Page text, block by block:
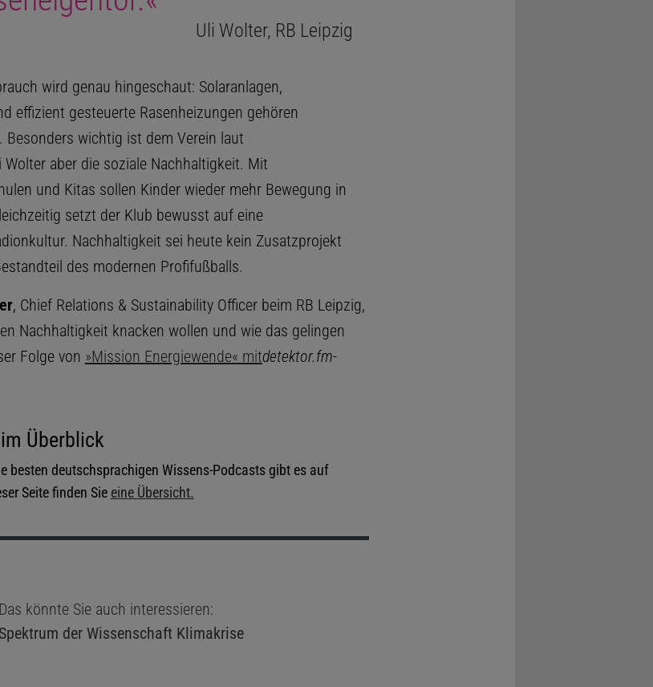
Uli Wolter, RB Leipzig
wird genau hingeschaut: Solaranlagen,
effizient gesteuerte Rasenheizungen gehören
Besonders wichtig ist dem Verein laut
aber die soziale Nachhaltigkeit. Mit
und Kitas sollen Kinder wieder mehr Bewegung in
setzt der Klub bewusst auf eine
Nachhaltigkeit sei heute kein Zusatzprojekt
des modernen Profifußballs.
, Chief Relations & Sustainability Officer beim RB Leipzig,
Nachhaltigkeit knacken wollen und wie das gelingen
Folge von »Mission Energiewende« mitdetektor.fm-
Überblick
besten deutschsprachigen Wissens-Podcasts gibt es auf
Seite finden Sie eine Übersicht.
Das könnte Sie auch interessieren:
Spektrum der Wissenschaft Klimakrise